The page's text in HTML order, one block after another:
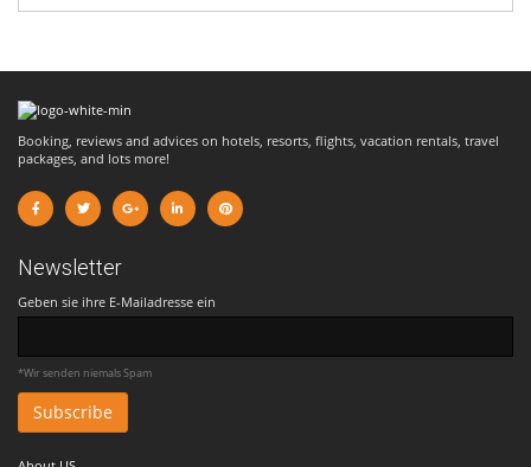
Booking, reviews and advices on hotels, resorts, flights, vacation rentals, travel
packages, and lots more!
Newsletter
Geben sie ihre E-Mailadresse ein
*Wir senden niemals Spam